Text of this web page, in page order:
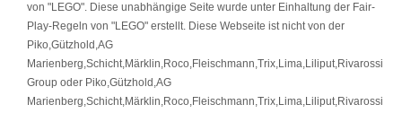
von "LEGO". Diese unabhängige Seite wurde unter Einhaltung der Fair-
Play-Regeln von "LEGO" erstellt. Diese Webseite ist nicht von der
Piko,Gützhold,AG
Marienberg,Schicht,Märklin,Roco,Fleischmann,Trix,Lima,Liliput,Rivarossi
Group oder Piko,Gützhold,AG
Marienberg,Schicht,Märklin,Roco,Fleischmann,Trix,Lima,Liliput,Rivarossi